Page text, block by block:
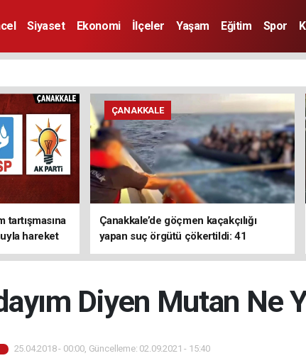
Siyaset Ekonomi İlçeler Yaşam Eğitim Spor
tartışmasına
hareket
ÇANAKKALE
Çanakkale’de göçmen kaçakçılığı
yapan suç örgütü çökertildi: 41
tutuklama
Diyen Mutan Ne
25.04.2018 - 00:00, Güncelleme: 02.09.2021 - 15:40